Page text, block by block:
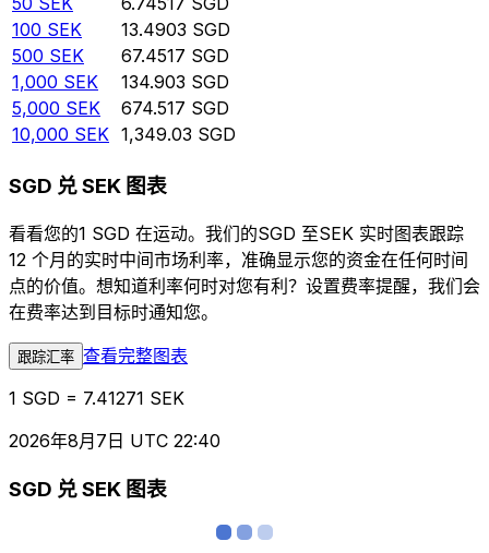
100 SEK 13.4903 SGD
500 SEK 67.4517 SGD
1,000 SEK 134.903 SGD
5,000 SEK 674.517 SGD
10,000 SEK 1,349.03 SGD
SGD 兑 SEK 图表
看看您的1 SGD 在运动。我们的SGD 至SEK 实时图表跟踪
12 个月的实时中间市场利率，准确显示您的资金在任何时间
点的价值。想知道利率何时对您有利？设置费率提醒，我们会
在费率达到目标时通知您。
跟踪汇率 查看完整图表
1 SGD = 7.41271 SEK
2026年8月7日 UTC 22:40
SGD 兑 SEK 图表